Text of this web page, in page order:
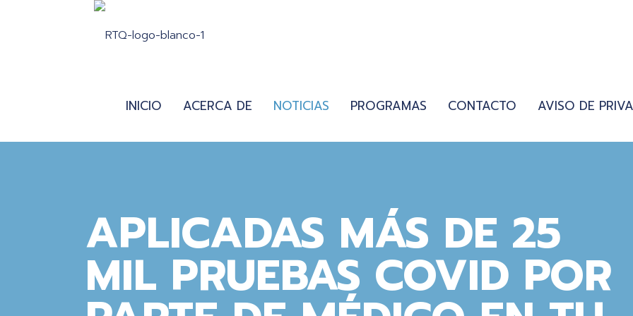
INICIO ACERCA DE NOTICIAS PROGRAMAS CONTACTO AVISO DE
APLICADAS MÁS DE 25
MIL PRUEBAS COVID POR